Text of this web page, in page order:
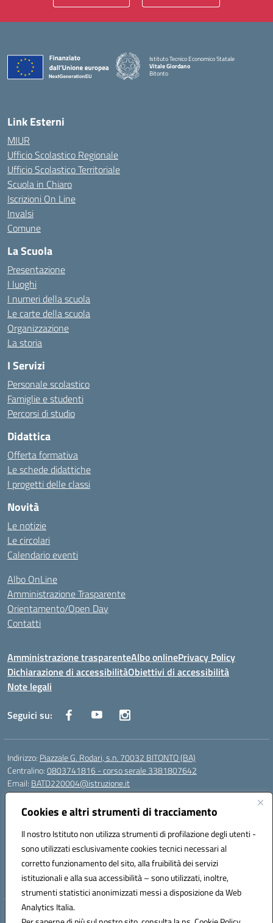
Cookies e altri strumenti di tracciamento
Il nostro Istituto non utilizza strumenti di profilazione degli utenti -
sono utilizzati esclusivamente cookies tecnici necessari al
corretto funzionamento del sito, alla fruibilità dei servizi
istituzionali e alla sua accessibilità – sono utilizzati, inoltre,
strumenti statistici anonimizzati messi a disposizione da Web
Analytics Italia.
Istituto Tecnico Economico Statale
Vitale Giordano
Bitonto
Link Esterni
MIUR
Ufficio Scolastico Regionale
Ufficio Scolastico Territoriale
Scuola in Chiaro
Iscrizioni On Line
Invalsi
Comune
La Scuola
Presentazione
I luoghi
I numeri della scuola
Le carte della scuola
Organizzazione
La storia
I Servizi
Personale scolastico
Famiglie e studenti
Percorsi di studio
Didattica
Offerta formativa
Le schede didattiche
I progetti delle classi
Novità
Le notizie
Le circolari
Calendario eventi
Albo OnLine
Amministrazione Trasparente
Orientamento/Open Day
Contatti
Amministrazione trasparenteAlbo onlinePrivacy Policy
Dichiarazione di accessibilitàObiettivi di accessibilità
Note legali
Seguici su:
Indirizzo: Piazzale G. Rodari, s.n. 70032 BITONTO (BA)
Centralino:0803741816 - corso serale 3381807642
Email: BATD220004@istruzione.it
Posta elettronica certificata (PEC):batd220004@pec.istruzione.it
Codice fiscale: 93062840728
Codice meccanografico:BATD220004
Codice Indice delle Pubbliche Amministrazioni (IPA): itcvg
Codice unico di fatturazione (CUF): UFIJVU
la scuola è raggiungibile anche al numero: ☎️ 3520316918
Hosting & Powered by 3D Solution S.r.l.